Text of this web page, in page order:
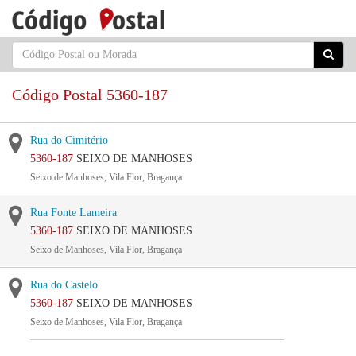
Código Postal 5360-187
Rua do Cimitério
5360-187 SEIXO DE MANHOSES
Seixo de Manhoses, Vila Flor, Bragança
Rua Fonte Lameira
5360-187 SEIXO DE MANHOSES
Seixo de Manhoses, Vila Flor, Bragança
Rua do Castelo
5360-187 SEIXO DE MANHOSES
Seixo de Manhoses, Vila Flor, Bragança